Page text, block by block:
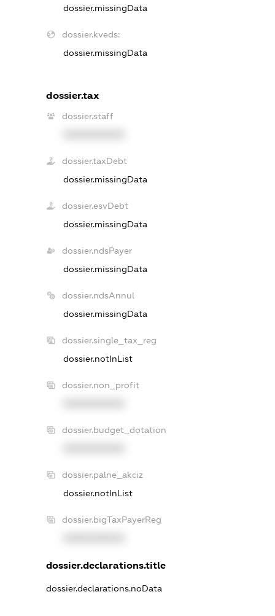
dossier.missingData
dossier.kveds:
dossier.missingData
dossier.tax
dossier.staff
dossier.taxDebt
dossier.missingData
dossier.esvDebt
dossier.missingData
dossier.ndsPayer
dossier.missingData
dossier.ndsAnnul
dossier.missingData
dossier.single_tax_reg
dossier.notInList
dossier.non_profit
dossier.budget_dotation
dossier.palne_akciz
dossier.notInList
dossier.bigTaxPayerReg
dossier.declarations.title
dossier.declarations.noData